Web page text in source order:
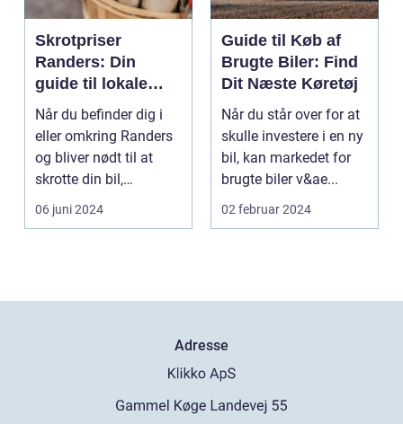
Skrotpriser
Randers: Din
guide til lokale
muligheder
Når du befinder dig i
eller omkring Randers
og bliver nødt til at
skrotte din bil,
gammelt jern elle...
06 juni 2024
Guide til Køb af
Brugte Biler: Find
Dit Næste Køretøj
Når du står over for at
skulle investere i en ny
bil, kan markedet for
brugte biler v&ae...
02 februar 2024
Adresse